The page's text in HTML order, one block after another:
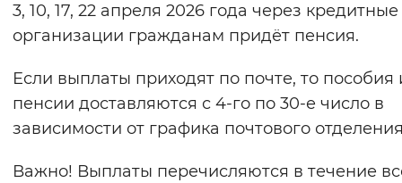
3, 10, 17, 22 апреля 2026 года через кредитные
организации гражданам придёт пенсия.
Если выплаты приходят по почте, то пособия
пенсии доставляются с 4-го по 30-е число в
зависимости от графика почтового
Важно! Выплаты перечисляются в течение